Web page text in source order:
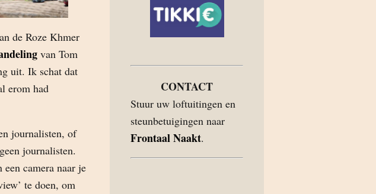
de Roze Khmer
van Tom
uit. Ik schat dat
erom had
journalisten, of
journalisten.
camera naar je
te doen, om
CONTACT
Stuur uw loftuitingen en
steunbetuigingen naar
Frontaal Naakt.